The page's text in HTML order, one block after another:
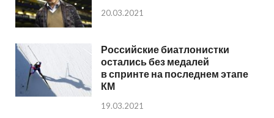
20.03.2021
Российские биатлонистки
остались без медалей
в спринте на последнем этапе
КМ
19.03.2021